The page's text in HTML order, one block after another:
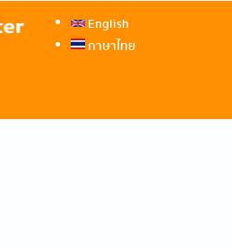
English
ภาษาไทย